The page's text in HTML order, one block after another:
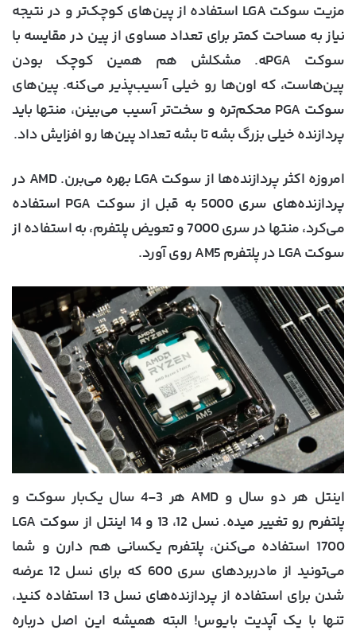
مزیت سوکت LGA استفاده از پین‌های کوچک‌تر و در نتیجه
نیاز به مساحت کمتر برای تعداد مساوی از پین در مقایسه با
سوکت PGA‍ه. مشکلش هم همین کوچک بودن
پین‌هاست، که اون‌ها رو خیلی آسیب‌پذیر می‌کنه. پین‌های
سوکت PGA محکم‌تره و سخت‌تر آسیب می‌بینن، منتها باید
پردازنده خیلی بزرگ بشه تا بشه تعداد پین‌ها رو افزایش داد.
امروزه اکثر پردازنده‌ها از سوکت LGA بهره می‌برن. AMD در
پردازنده‌های سری 5000 به قبل از سوکت PGA استفاده
می‌کرد، منتها در سری 7000 و تعویض پلتفرم، به استفاده از
سوکت LGA در پلتفرم AM5 روی آورد.
اینتل هر دو سال و AMD هر 3-4 سال یک‌بار سوکت و
پلتفرم رو تغییر میده. نسل 12، 13 و 14 اینتل از سوکت LGA
1700 استفاده می‌کنن، پلتفرم یکسانی هم دارن و شما
می‌تونید از مادربردهای سری 600 که برای نسل 12 عرضه
شدن برای استفاده از پردازنده‌های نسل 13 استفاده کنید،
تنها با یک آپدیت بایوس! البته همیشه این اصل درباره